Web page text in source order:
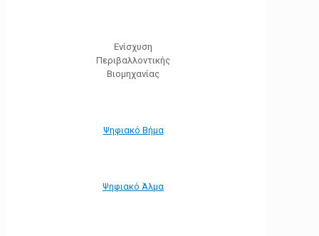
Ενίσχυση
Περιβαλλοντικής
Βιομηχανίας
Ψηφιακό Βήμα
Ψηφιακό Άλμα